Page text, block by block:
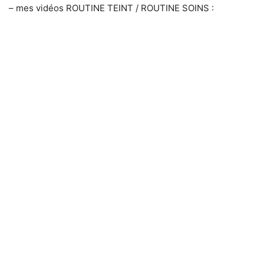
– mes vidéos ROUTINE TEINT / ROUTINE SOINS :